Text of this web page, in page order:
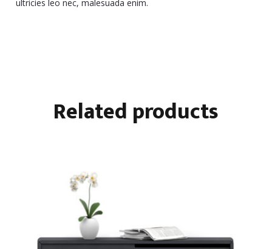
ultricies leo nec, malesuada enim.
Related products